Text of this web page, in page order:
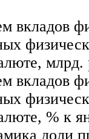
вкладов
млрд.
вкладов
% к
доли